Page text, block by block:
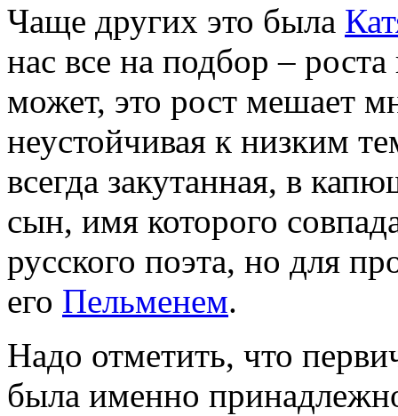
Чаще других это была
нас все на подбор –
может, это рост мешает
неустойчивая к низким
всегда закутанная, в
сын, имя которого
русского поэта, но для
его Пельменем.
Надо отметить, что
была именно